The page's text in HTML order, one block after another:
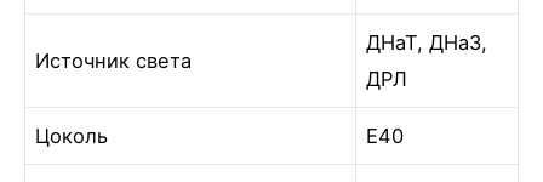
Источник света
ДНаТ, ДНаЗ,
ДРЛ
Цоколь Е40